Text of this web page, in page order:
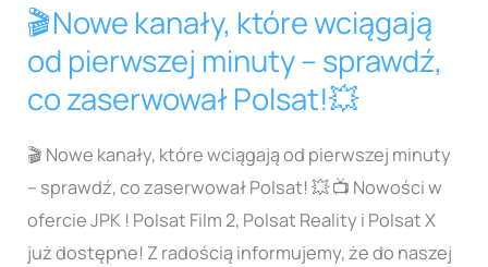
🎬Nowe kanały, które wciągają
od pierwszej minuty – sprawdź,
co zaserwował Polsat!💥
🎬 Nowe kanały, które wciągają od pierwszej minuty
– sprawdź, co zaserwował Polsat! 💥 📺 Nowości w
ofercie JPK ! Polsat Film 2, Polsat Reality i Polsat X
już dostępne! Z radością informujemy, że do naszej